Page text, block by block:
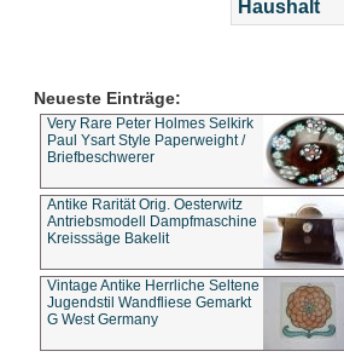
Haushalt
Neueste Einträge:
Very Rare Peter Holmes Selkirk
Paul Ysart Style Paperweight /
Briefbeschwerer
Antike Rarität Orig. Oesterwitz
Antriebsmodell Dampfmaschine
Kreisssäge Bakelit
Vintage Antike Herrliche Seltene
Jugendstil Wandfliese Gemarkt
G West Germany